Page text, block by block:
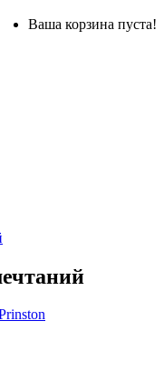
Ваша корзина пуста!